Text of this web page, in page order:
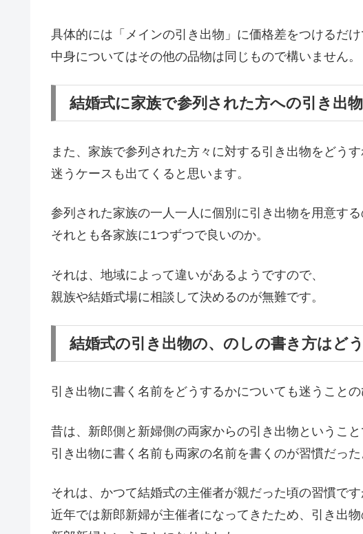
具体的には「メインの引き出物」に価格差をつけるだけ
中身についてはその他の品物は同じもので構いません。
結婚式に家族で参列された方への引き出
また、家族で参列された方々に対する引き出物をどう
迷うケースも出てくると思います。
参列された家族の一人一人に個別に引き出物を用意する
それとも各家族に1つずつで良いのか。
それは、地域によって違いがあるようですので、
親族や結婚式場に相談して決めるのが無難です。
結婚式の引き出物の、のしの書き方はど
引き出物に書く名前をどうするかについても迷うことの
昔は、新郎側と新婦側の両家からの引き出物というこ
引き出物に書く名前も両家の名前を書くのが習慣だった
それは、かつて結婚式の主催者が親だった頃の習慣です
近年では新郎新婦が主催者になってきたため、引き出物